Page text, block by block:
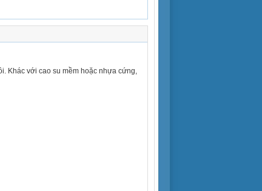
Khác với cao su mềm hoặc nhựa cứng,